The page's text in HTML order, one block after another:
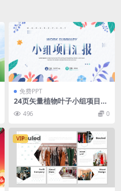
免费PPT
24页矢量植物叶子小组项目汇
报PPT模板
496 0
VIP